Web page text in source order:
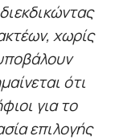
χωρίς
ότι
για το
επιλογής